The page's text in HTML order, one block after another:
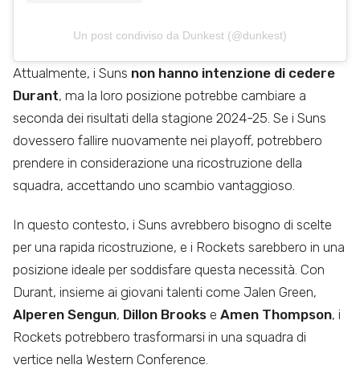
Un post condiviso da Dunkest (@dunkest)
Attualmente, i Suns non hanno intenzione di cedere
Durant, ma la loro posizione potrebbe cambiare a
seconda dei risultati della stagione 2024-25. Se i Suns
dovessero fallire nuovamente nei playoff, potrebbero
prendere in considerazione una ricostruzione della
squadra, accettando uno scambio vantaggioso.
In questo contesto, i Suns avrebbero bisogno di scelte
per una rapida ricostruzione, e i Rockets sarebbero in una
posizione ideale per soddisfare questa necessità. Con
Durant, insieme ai giovani talenti come Jalen Green,
Alperen Sengun, Dillon Brooks e Amen Thompson, i
Rockets potrebbero trasformarsi in una squadra di
vertice nella Western Conference.